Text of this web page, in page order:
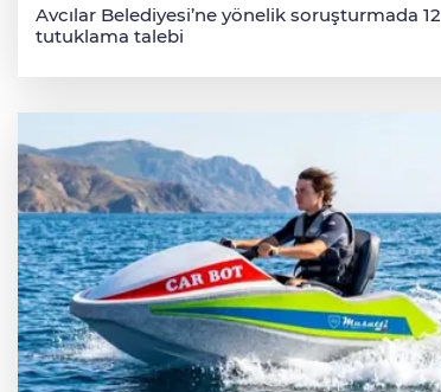
Avcılar Belediyesi’ne yönelik soruşturmada 12
tutuklama talebi